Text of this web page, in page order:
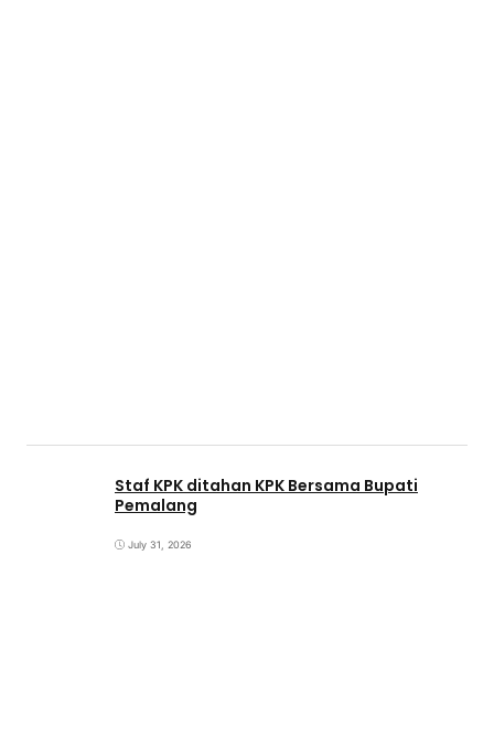
Staf KPK ditahan KPK Bersama Bupati
Pemalang
July 31, 2026